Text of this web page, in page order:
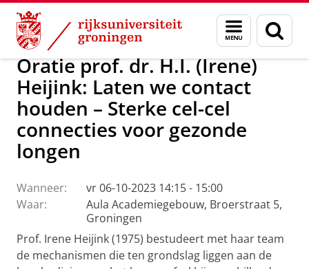
Skip
Content
Skip
Navigation
Menu
en
zoeken
Over ons Actueel Evenementen Oraties
Oratie prof. dr. H.I. (Irene)
Heijink: Laten we contact
houden – Sterke cel-cel
connecties voor gezonde
longen
Wanneer:
vr 06-10-2023 14:15 - 15:00
Waar:
Aula Academiegebouw, Broerstraat 5,
Groningen
Prof. Irene Heijink (1975) bestudeert met haar team
de mechanismen die ten grondslag liggen aan de